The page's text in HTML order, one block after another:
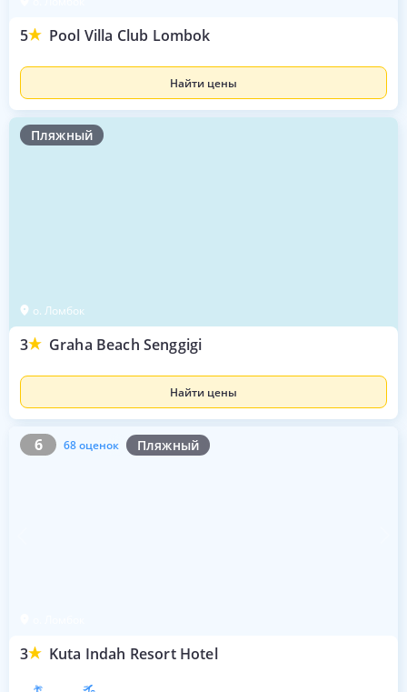
5 Pool Villa Club Lombok
Найти цены
Пляжный
о. Ломбок
3 Graha Beach Senggigi
Найти цены
6 68 оценок Пляжный
3 Kuta Indah Resort Hotel
6 68 оценок